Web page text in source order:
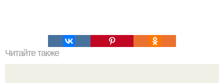
Читайте также